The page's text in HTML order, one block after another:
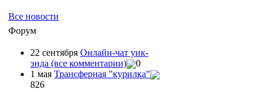
Все новости
Форум
22 сентября Онлайн-чат уик-
энда (все комментарии)
0
1 мая Трансферная "курилка"
826